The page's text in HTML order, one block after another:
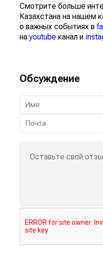
Смотрите больше
Казахстана на нашем
о важных событиях в
наyoutube канал и
Обсуждение